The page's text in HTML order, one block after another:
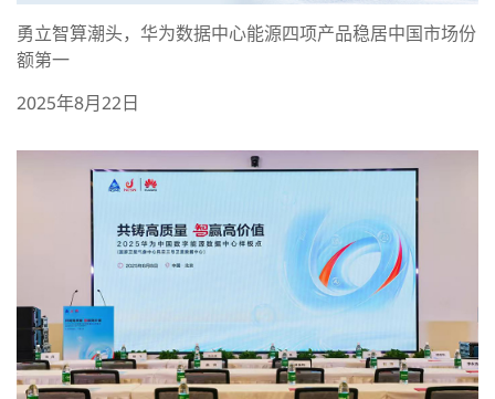
勇立智算潮头，华为数据中心能源四项产品稳居中国市场份
额第一
2025年8月22日